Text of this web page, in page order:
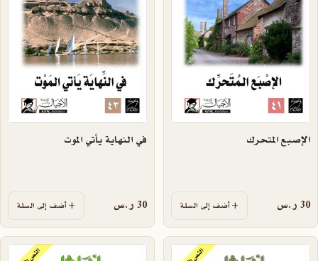
الإصبع المتحرك
30 ر.س أضف إلى السلة
في النهاية يأتي الموت
30 ر.س أضف إلى السلة